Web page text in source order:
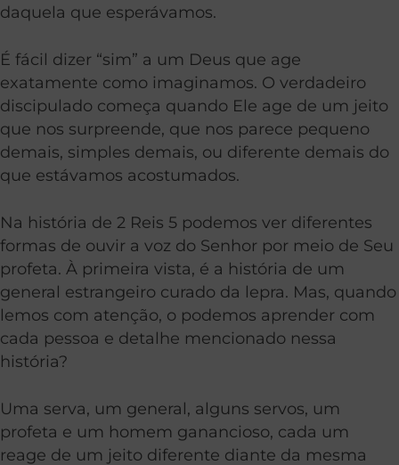
daquela que esperávamos.
É fácil dizer “sim” a um Deus que age
exatamente como imaginamos. O verdadeiro
discipulado começa quando Ele age de um jeito
que nos surpreende, que nos parece pequeno
demais, simples demais, ou diferente demais do
que estávamos acostumados.
Na história de 2 Reis 5 podemos ver diferentes
formas de ouvir a voz do Senhor por meio de Seu
profeta. À primeira vista, é a história de um
general estrangeiro curado da lepra. Mas, quando
lemos com atenção, o podemos aprender com
cada pessoa e detalhe mencionado nessa
história?
Uma serva, um general, alguns servos, um
profeta e um homem ganancioso, cada um
reage de um jeito diferente diante da mesma